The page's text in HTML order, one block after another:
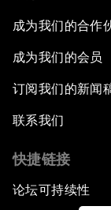
成为我们的合作
成为我们的会员
订阅我们的新闻
联系我们
快捷链接
论坛可持续性